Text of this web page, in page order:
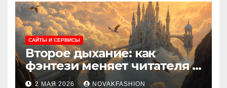
САЙТЫ И СЕРВИСЫ
Второе дыхание: как
фэнтези меняет читателя и
культуру
2 МАЯ 2026 NOVAKFASHION